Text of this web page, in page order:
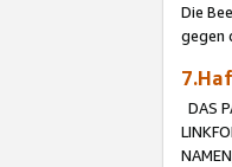
Die
gegen
DAS